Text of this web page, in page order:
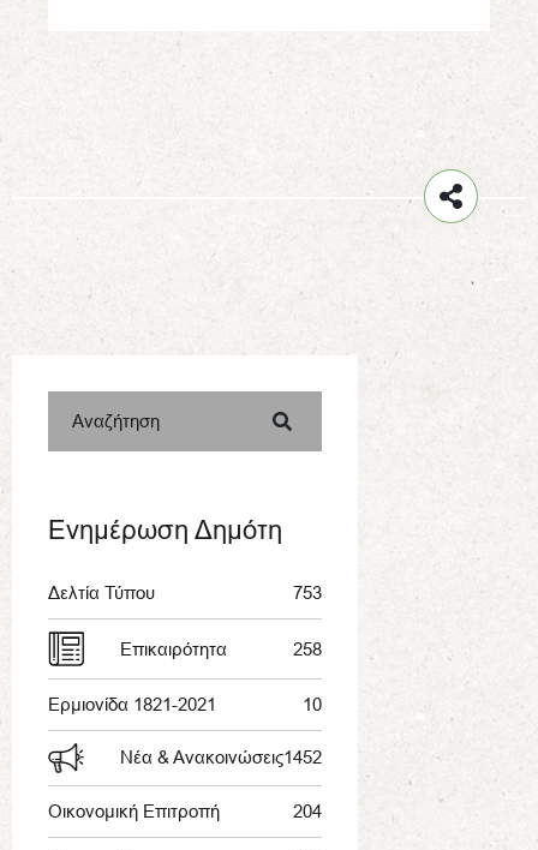
Αναζήτηση
Ενημέρωση Δημότη
Δελτία Τύπου 753
Επικαιρότητα 258
Ερμιονίδα 1821-2021 10
Νέα & Ανακοινώσεις1452
Οικονομική Επιτροπή 204